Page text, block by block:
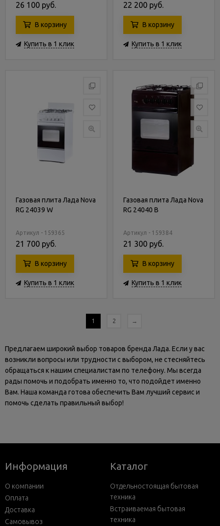
26 100 руб.
В корзину
Купить в 1 клик
22 200 руб.
В корзину
Купить в 1 клик
Газовая плита Лада Nova
RG 24039 W
Артикул - 159365
21 700 руб.
В корзину
Купить в 1 клик
Газовая плита Лада Nova
RG 24040 B
Артикул - 159384
21 300 руб.
В корзину
Купить в 1 клик
1 2 →
Предлагаем широкий выбор товаров бренда Лада. Если у вас
возникли вопросы или трудности с выбором, не стесняйтесь
обращаться к нашим специалистам по телефону. Мы всегда
рады помочь и подобрать именно то, что подойдет именно
Вам. Наша команда готова обеспечить Вам лучший сервис и
помочь сделать правильный выбор!
Информация
О компании
Оплата
Доставка
Самовывоз
Каталог
Отдельностоящая бытовая
техника
Встраиваемая бытовая
техника